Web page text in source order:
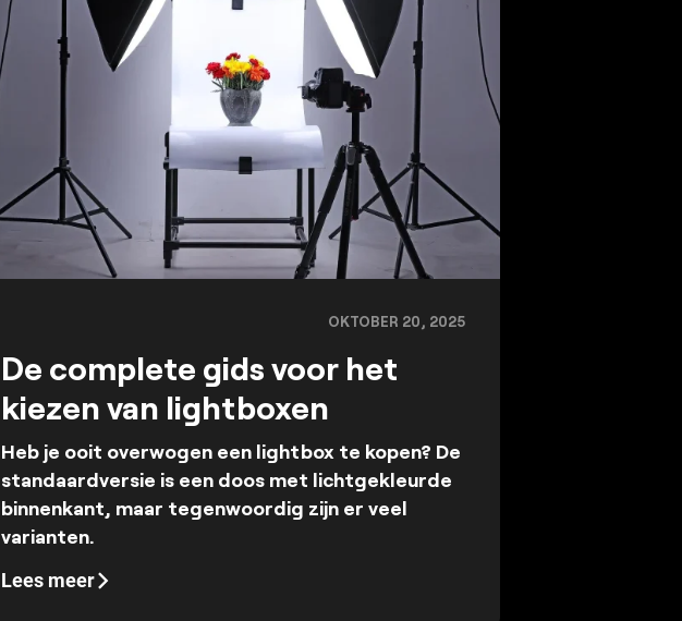
OKTOBER 20, 2025
De complete gids voor het
kiezen van lightboxen
Heb je ooit overwogen een lightbox te kopen? De
standaardversie is een doos met lichtgekleurde
binnenkant, maar tegenwoordig zijn er veel
varianten.
Lees meer